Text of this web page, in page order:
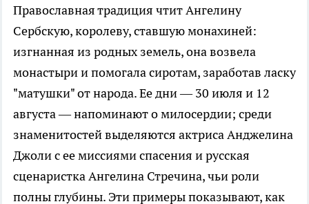
Православная традиция чтит Ангелину
Сербскую, королеву, ставшую монахиней:
изгнанная из родных земель, она возвела
монастыри и помогала сиротам, заработав ласку
"матушки" от народа. Ее дни — 30 июля и 12
августа — напоминают о милосердии; среди
знаменитостей выделяются актриса Анджелина
Джоли с ее миссиями спасения и русская
сценаристка Ангелина Стречина, чьи роли
полны глубины. Эти примеры показывают, как